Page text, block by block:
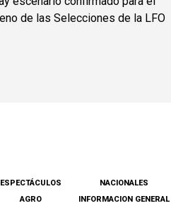
ESPECTÁCULOS
AGRO
NACIONALES
INFORMACION GENERAL